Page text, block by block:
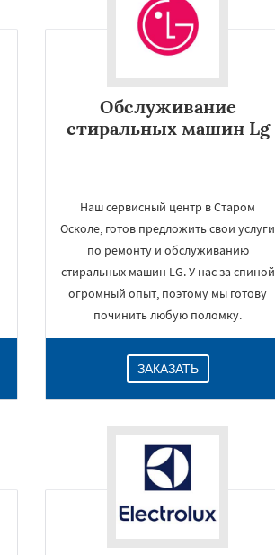
Обслуживание
стиральных машин Lg
Наш сервисный центр в Старом
Осколе, готов предложить свои услуги
по ремонту и обслуживанию
стиральных машин LG. У нас за спиной
огромный опыт, поэтому мы готову
починить любую поломку.
ЗАКАЗАТЬ